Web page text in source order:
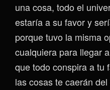
una cosa, todo el
estaría a su favor y
porque tuvo la misma
cualquiera para llegar
que todo conspira a tu
las cosas te caerán